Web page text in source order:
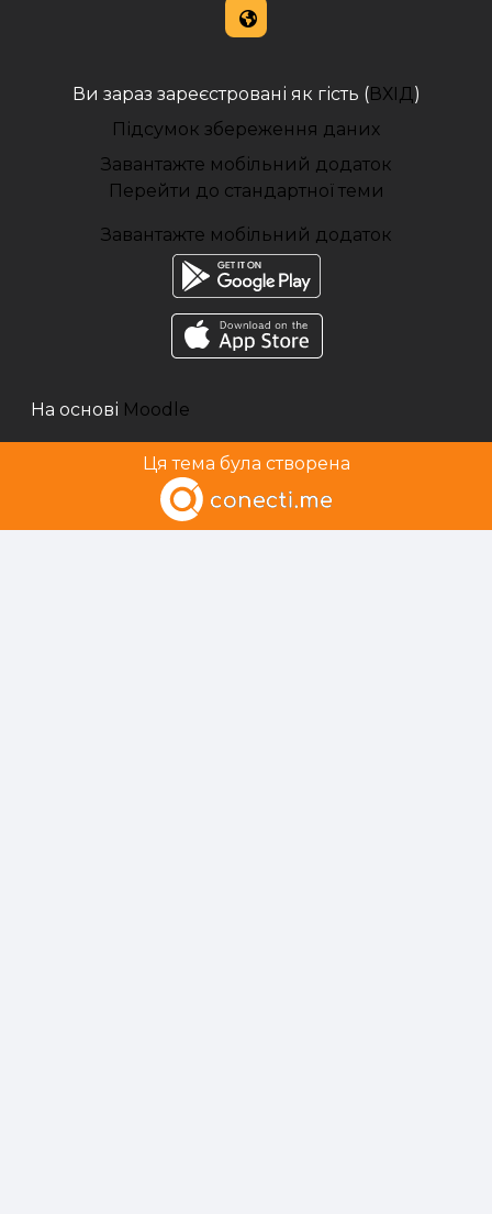
Ви зараз зареєстровані як гість (ВХІД )
Підсумок збереження даних
Завантажте мобільний додаток
Перейти до стандартної теми
Завантажте мобільний додаток
На основі Moodle
Ця тема була створена